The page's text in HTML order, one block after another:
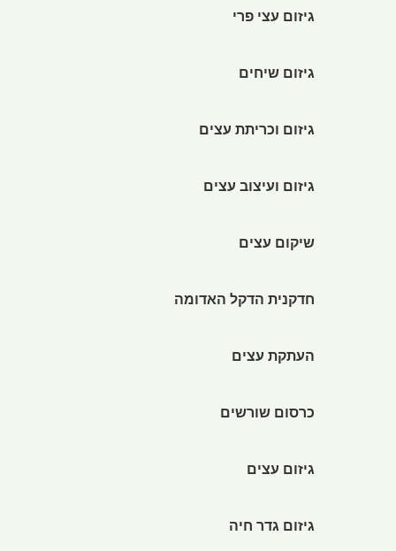
גיזום עצי פרי
גיזום שיחים
גיזום וכריתת עצים
גיזום ועיצוב עצים
שיקום עצים
חדקנית הדקל האדומה
העתקת עצים
כרסום שורשים
גיזום עצים
גיזום גדר חיה